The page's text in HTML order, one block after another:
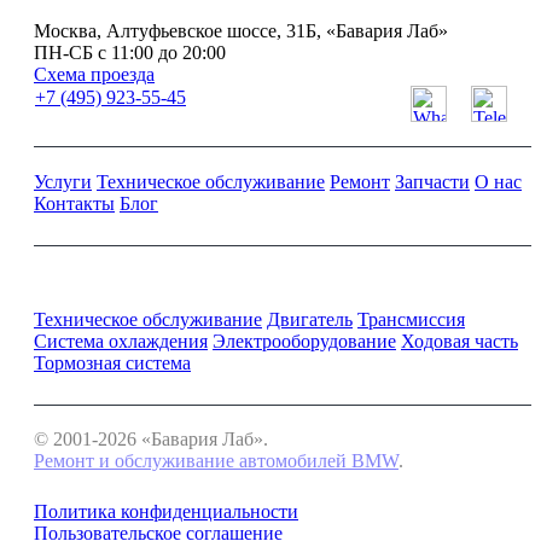
Москва, Алтуфьевское шоссе, 31Б, «Бавария Лаб»
ПН-СБ с 11:00 до 20:00
Схема проезда
+7 (495) 923-55-45
Услуги Техническое обслуживание Ремонт Запчасти О нас
Контакты Блог
Техническое обслуживание Двигатель Трансмиссия
Система охлаждения Электрооборудование Ходовая часть
Тормозная система
© 2001-2026 «Бавария Лаб».
Ремонт и обслуживание автомобилей BMW.
Политика конфиденциальности
Пользовательское соглашение